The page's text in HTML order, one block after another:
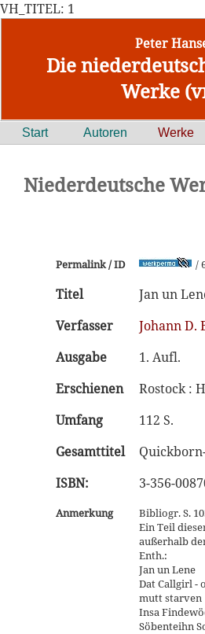
VH_TITEL: 1
Peter
Die
Werke
Start Autoren Werke
Niederdeutsche
Permalink / ID /
Titel
Jan un
Verfasser
Johann D.
Ausgabe
1. Aufl.
Erschienen
Rostock :
Umfang
112 S.
Gesamttitel
ISBN:
3-356-
Anmerkung
Bibliogr. S.
Ein Teil
außerhalb
Enth.:
Jan un Lene
Dat Callgirl -
mutt starven
Insa
Söbenteihn